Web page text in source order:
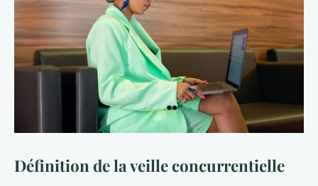
Définition de la veille concurrentielle